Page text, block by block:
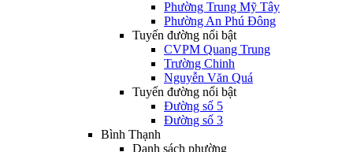
Phường Trung Mỹ Tây
Phường An Phú Đông
Tuyến đường nổi bật
CVPM Quang Trung
Trường Chinh
Nguyễn Văn Quá
Tuyến đường nổi bật
Đường số 5
Đường số 3
Bình Thạnh
Danh sách phường